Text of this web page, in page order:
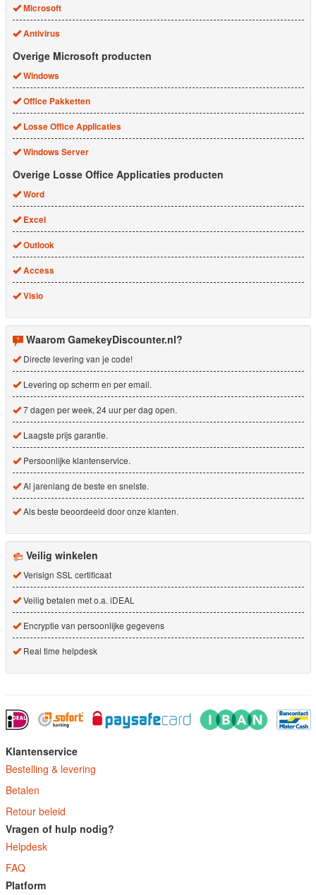
Microsoft
Antivirus
Overige Microsoft producten
Windows
Office Pakketten
Losse Office Applicaties
Windows Server
Overige Losse Office Applicaties producten
Word
Excel
Outlook
Access
Visio
Waarom GamekeyDiscounter.nl?
Directe levering van je code!
Levering op scherm en per email.
7 dagen per week, 24 uur per dag open.
Laagste prijs garantie.
Persoonlijke klantenservice.
Al jarenlang de beste en snelste.
Als beste beoordeeld door onze klanten.
Veilig winkelen
Verisign SSL certificaat
Veilig betalen met o.a. iDEAL
Encryptie van persoonlijke gegevens
Real time helpdesk
Klantenservice
Bestelling & levering
Betalen
Retour beleid
Vragen of hulp nodig?
Helpdesk
FAQ
Platform